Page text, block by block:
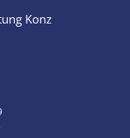
Konz